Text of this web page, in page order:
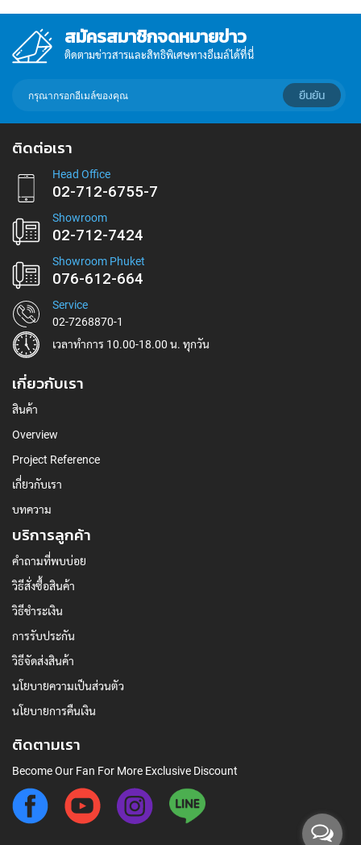
สมัครสมาชิกจดหมายข่าว
ติดตามข่าวสารและสิทธิพิเศษทางอีเมล์ได้ที่นี่
อีเมล์
เพื่อ
รับ
ข่าวสาร:
ยืนยัน
ติดต่อเรา
Head Office
02-712-6755-7
Showroom
02-712-7424
Showroom Phuket
076-612-664
Service
02-7268870-1
เวลาทำการ 10.00-18.00 น. ทุกวัน
เกี่ยวกับเรา
สินค้า
Overview
Project Reference
เกี่ยวกับเรา
บทความ
บริการลูกค้า
คำถามที่พบบ่อย
วิธีสั่งซื้อสินค้า
วิธีชำระเงิน
การรับประกัน
วิธีจัดส่งสินค้า
นโยบายความเป็นส่วนตัว
นโยบายการคืนเงิน
ติดตามเรา
Become Our Fan For More Exclusive Discount